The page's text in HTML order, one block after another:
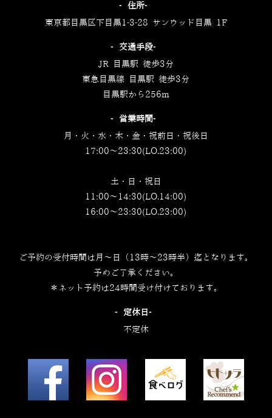
‐住所‐
東京都目黒区下目黒1-3-28 サンウッド目黒 1F
‐交通手段‐
JR 目黒駅 徒歩3分
東急目黒線 目黒駅 徒歩3分
目黒駅から256m
‐営業時間‐
月・火・水・木・金・祝前日・祝後日
17:00～23:30(LO.23:00)
土・日・祝日
11:00～14:30(LO.14:00)
16:00～23:30(LO.23:00)
ご予約の受付時間は月～日（13時～23時半）迄となります。
予めご了承ください。
＊ネット予約は24時間受け付けております。
‐定休日‐
不定休